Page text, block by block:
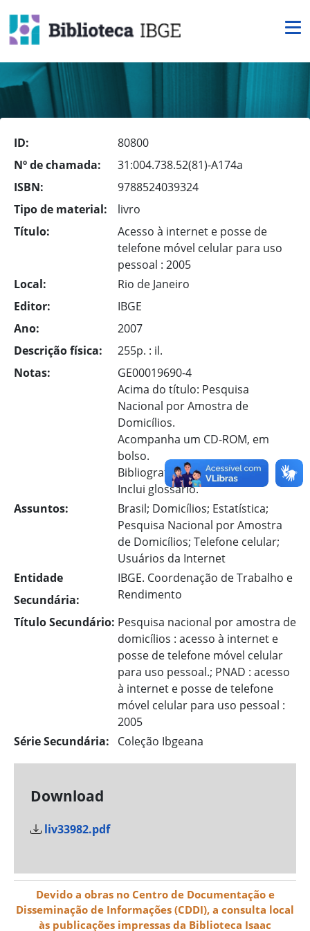
ID:
80800
Nº de chamada:
31:004.738.52(81)-A174a
ISBN:
9788524039324
Tipo de material:
livro
Título:
Acesso à internet e posse de
telefone móvel celular para uso
pessoal : 2005
Local:
Rio de Janeiro
Editor:
IBGE
Ano:
2007
Descrição física:
255p. : il.
Notas:
GE00019690-4
Acima do título: Pesquisa
Nacional por Amostra de
Domicílios.
Acompanha um CD-ROM, em
bolso.
Bibliografia: p. [237]-238.
Inclui glossário.
Assuntos:
Brasil; Domicílios; Estatística;
Pesquisa Nacional por Amostra
de Domicílios; Telefone celular;
Usuários da Internet
Entidade
Secundária:
IBGE. Coordenação de Trabalho e
Rendimento
Título Secundário: Pesquisa nacional por amostra de
domicílios : acesso à internet e
posse de telefone móvel celular
para uso pessoal.; PNAD : acesso
à internet e posse de telefone
móvel celular para uso pessoal :
2005
Série Secundária:
Coleção Ibgeana
Download
liv33982.pdf
Devido a obras no Centro de Documentação e
Disseminação de Informações (CDDI), a consulta local
às publicações impressas da Biblioteca Isaac